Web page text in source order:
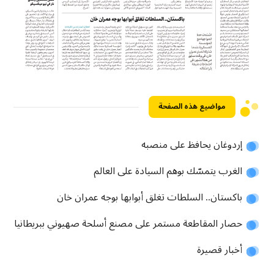
مواضيع هذه الصفحة
إردوغان يحافظ على منصبه
الغرب يتمسّك بوهم السيادة على العالم
باكستان.. السلطات تغلق أبوابها بوجه عمران خان
حصار المقاطعة مستمر على مصنع أسلحة صهيوني ببريطانيا
أخبار قصيرة